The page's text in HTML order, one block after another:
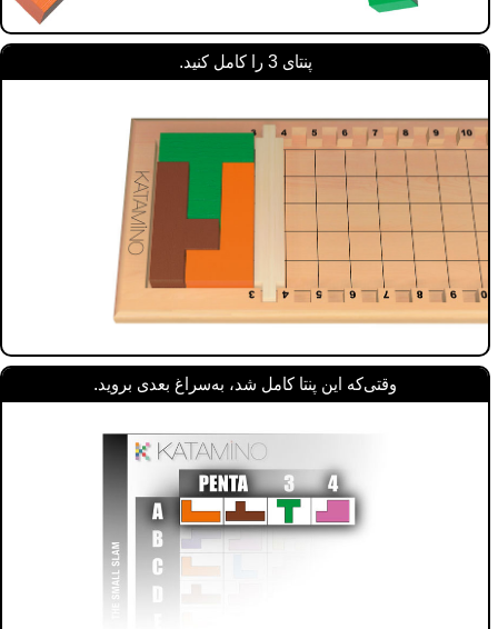
پنتای 3 را کامل کنید.
وقتی‌که این پنتا کامل شد، به‌سراغ بعدی بروید.